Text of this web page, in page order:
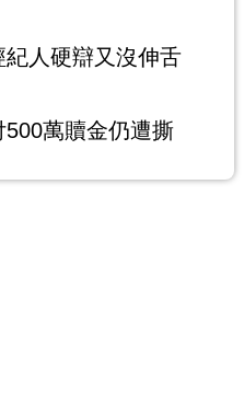
人硬辯又沒伸舌
萬贖金仍遭撕